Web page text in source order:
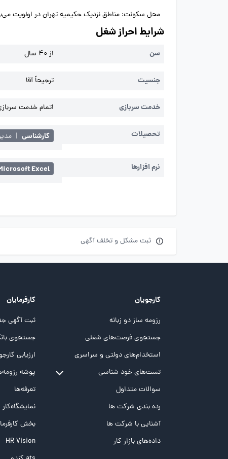
محل سکونت: مناطق نزدیک حکیمیه تهران در اولویت
شرایط احراز شغل
سن از 40 سال
جنسیت ترجیحاً آقا
خدمت سربازی اتمام خدمت
تحصیلات کارشناسی |
نرم افزارها Excel
ثبت مشکل و تخلف آگهی
کارجویان
رزومه ساز دو زبانه
جستجوی فرصت‌های شغلی
استخدام‌های دولتی و سراسری
تست‌های خود شناسی
تست MBTI
تست تیپ سنجی شغلی Holland
تست NEO
تست هوش های چندگانه
سوالات متداول
رده بندی شرکت ها
آشنایی با شرکت ها
داده‌های بازار کار
کارفرمایان
ثبت آگهی
جستجوی
ارزیابی
پوشه‌‌
تعرفه‌ها
نمایشگاه‌کار
بخش
HR Vision